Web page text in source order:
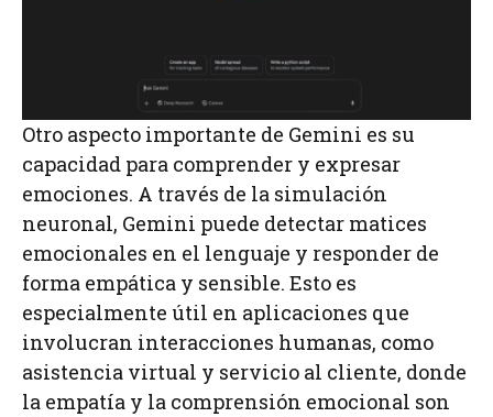
Otro aspecto importante de Gemini es su
capacidad para comprender y expresar
emociones. A través de la simulación
neuronal, Gemini puede detectar matices
emocionales en el lenguaje y responder de
forma empática y sensible. Esto es
especialmente útil en aplicaciones que
involucran interacciones humanas, como
asistencia virtual y servicio al cliente, donde
la empatía y la comprensión emocional son